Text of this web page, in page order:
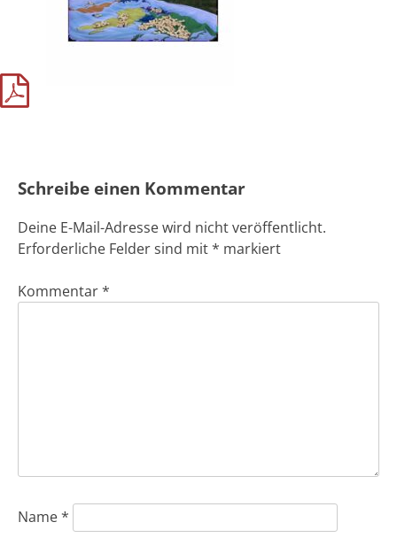
Schreibe einen Kommentar
Deine E-Mail-Adresse wird nicht veröffentlicht.
Erforderliche Felder sind mit* markiert
Kommentar*
Name*